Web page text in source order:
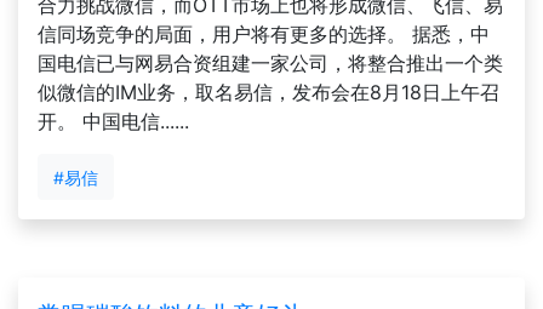
合力挑战微信，而OTT市场上也将形成微信、飞信、易
信同场竞争的局面，用户将有更多的选择。 据悉，中
国电信已与网易合资组建一家公司，将整合推出一个类
似微信的IM业务，取名易信，发布会在8月18日上午召
开。 中国电信......
#易信